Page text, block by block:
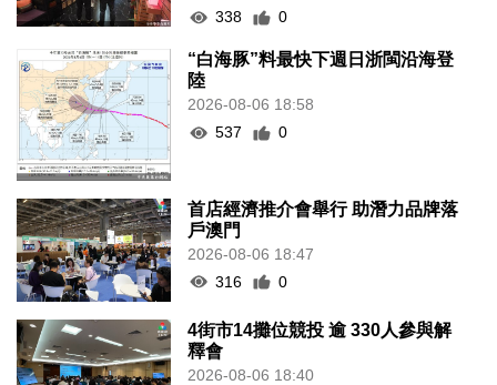
338
0
“白海豚”料最快下週日浙閩沿海登
陸
2026-08-06 18:58
537
0
首店經濟推介會舉行 助潛力品牌落
戶澳門
2026-08-06 18:47
316
0
4街市14攤位競投 逾 330人參與解
釋會
2026-08-06 18:40